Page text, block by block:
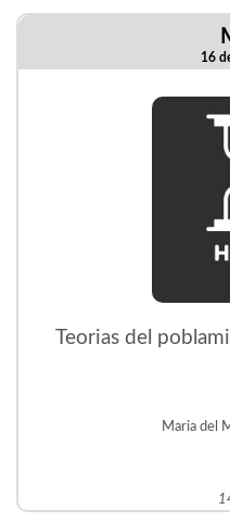
16
Teorias del
Maria del